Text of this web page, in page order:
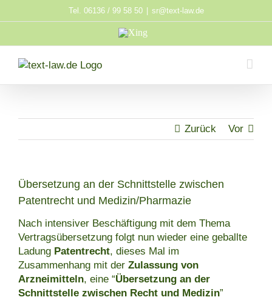
Inhalt
Tel. 06136 / 99 58 50 sr@text-law.de
Xing
Zurück Vor
Übersetzung an der Schnittstelle zwischen
Patentrecht und Medizin/Pharmazie
Nach intensiver Beschäftigung mit dem Thema
Vertragsübersetzung folgt nun wieder eine geballte
Ladung Patentrecht, dieses Mal im
Zusammenhang mit der Zulassung von
Arzneimitteln, eine “Übersetzung an der
Schnittstelle zwischen Recht und Medizin”